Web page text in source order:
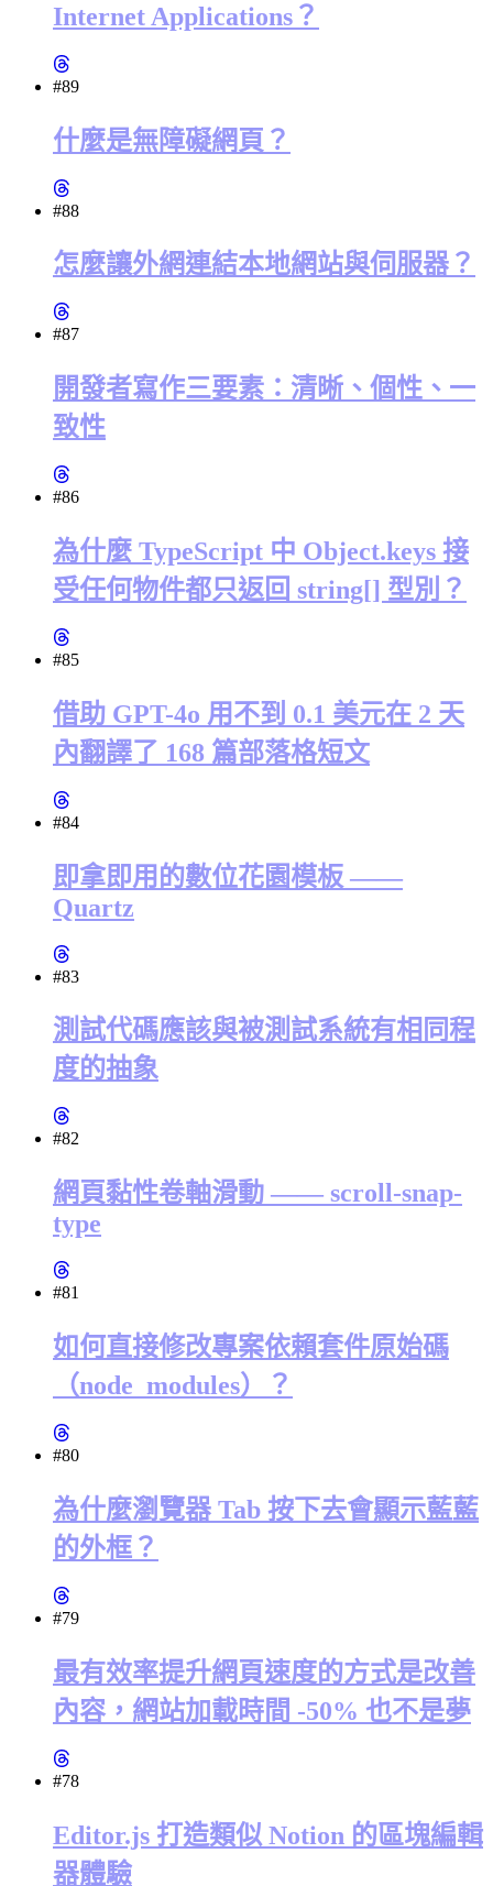
Internet Applications？
#89
什麼是無障礙網頁？
#88
怎麼讓外網連結本地網站與伺服器？
#87
開發者寫作三要素：清晰、個性、一
致性
#86
為什麼 TypeScript 中 Object.keys 接
受任何物件都只返回 string[] 型別？
#85
借助 GPT-4o 用不到 0.1 美元在 2 天
內翻譯了 168 篇部落格短文
#84
即拿即用的數位花園模板 ——
Quartz
#83
測試代碼應該與被測試系統有相同程
度的抽象
#82
網頁黏性卷軸滑動 —— scroll-snap-
type
#81
如何直接修改專案依賴套件原始碼
（node_modules）？
#80
為什麼瀏覽器 Tab 按下去會顯示藍藍
的外框？
#79
最有效率提升網頁速度的方式是改善
內容，網站加載時間 -50% 也不是夢
#78
Editor.js 打造類似 Notion 的區塊編輯
器體驗